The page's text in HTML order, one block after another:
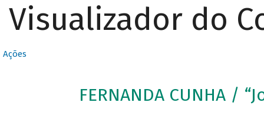
Visualizador do
Ações
FERNANDA CUNHA /